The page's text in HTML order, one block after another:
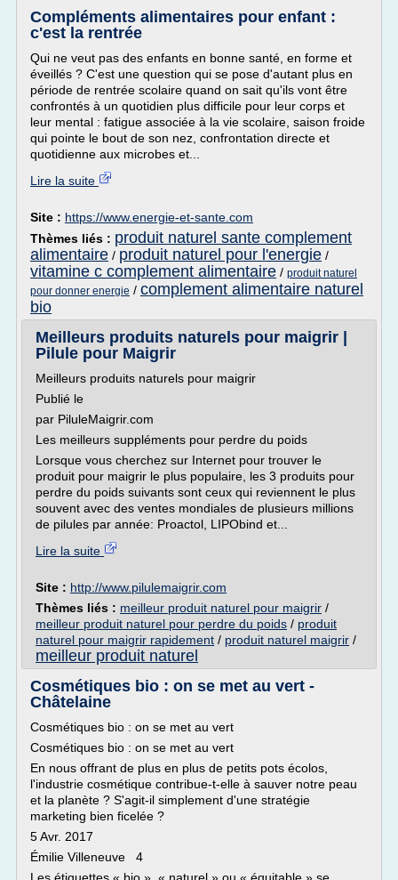
Compléments alimentaires pour enfant :
c'est la rentrée
Qui ne veut pas des enfants en bonne santé, en forme et
éveillés ? C'est une question qui se pose d'autant plus en
période de rentrée scolaire quand on sait qu'ils vont être
confrontés à un quotidien plus difficile pour leur corps et
leur mental : fatigue associée à la vie scolaire, saison froide
qui pointe le bout de son nez, confrontation directe et
quotidienne aux microbes et...
Lire la suite
Site : https://www.energie-et-sante.com
Thèmes liés : produit naturel sante complement
alimentaire / produit naturel pour l'energie /
vitamine c complement alimentaire / produit naturel
pour donner energie / complement alimentaire naturel
bio
Meilleurs produits naturels pour maigrir |
Pilule pour Maigrir
Meilleurs produits naturels pour maigrir
Publié le
par PiluleMaigrir.com
Les meilleurs suppléments pour perdre du poids
Lorsque vous cherchez sur Internet pour trouver le
produit pour maigrir le plus populaire, les 3 produits pour
perdre du poids suivants sont ceux qui reviennent le plus
souvent avec des ventes mondiales de plusieurs millions
de pilules par année: Proactol, LIPObind et...
Lire la suite
Site : http://www.pilulemaigrir.com
Thèmes liés : meilleur produit naturel pour maigrir /
meilleur produit naturel pour perdre du poids / produit
naturel pour maigrir rapidement / produit naturel maigrir /
meilleur produit naturel
Cosmétiques bio : on se met au vert -
Châtelaine
Cosmétiques bio : on se met au vert
Cosmétiques bio : on se met au vert
En nous offrant de plus en plus de petits pots écolos,
l'industrie cosmétique contribue-t-elle à sauver notre peau
et la planète ? S'agit-il simplement d'une stratégie
marketing bien ficelée ?
5 Avr. 2017
Émilie Villeneuve 4